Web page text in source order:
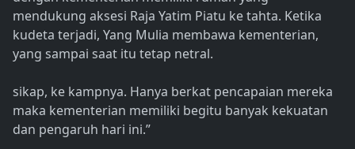
mendukung aksesi Raja Yatim Piatu ke tahta. Ketika
kudeta terjadi, Yang Mulia membawa kementerian,
yang sampai saat itu tetap netral.
sikap, ke kampnya. Hanya berkat pencapaian mereka
maka kementerian memiliki begitu banyak kekuatan
dan pengaruh hari ini.”